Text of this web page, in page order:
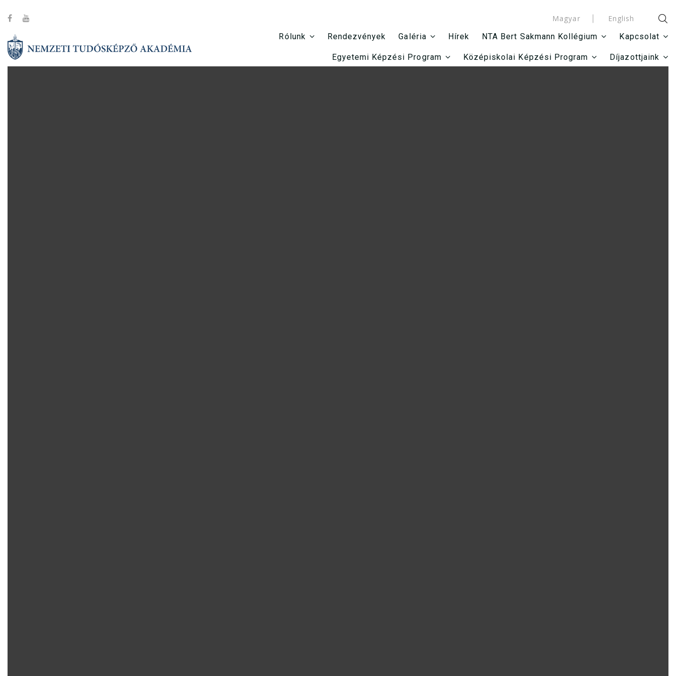
Magyar
English
Rólunk
Rendezvények Galéria Hírek NTA Bert Sakmann Kollégium Kapcsolat
Egyetemi Képzési Program Középiskolai Képzési Program Díjazottjaink